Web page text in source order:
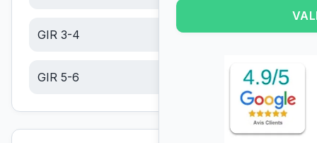
GIR 3-4 14.47€/jour
GIR 5-6 6.14€/jour